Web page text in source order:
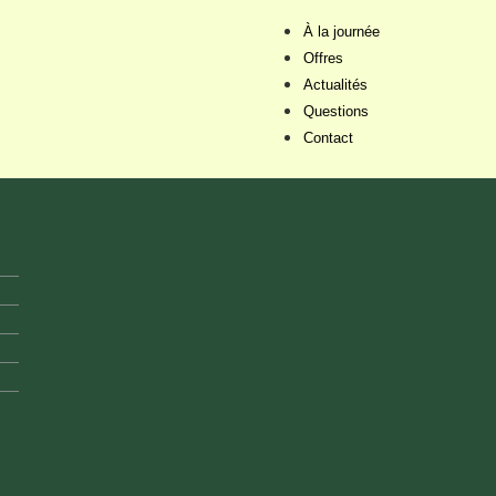
À la journée
Offres
Actualités
Questions
Contact